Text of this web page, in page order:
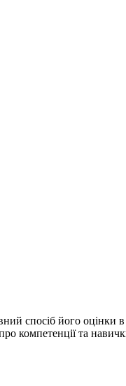
спосіб його оцінки в
компетенції та